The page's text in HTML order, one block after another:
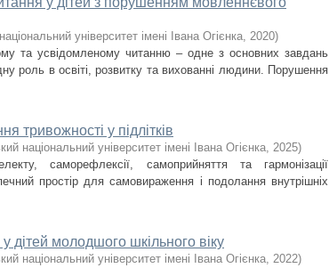
університет імені Івана Огієнка, 2020)
та усвідомленому читанню – одне з основних завдань
роль в освіті, розвитку та вихованні людини. Порушення
тривожності у підлітків
національний університет імені Івана Огієнка, 2025)
саморефлексії, самоприйняття та гармонізації
простір для самовираження і подолання внутрішніх
у дітей молодшого шкільного віку
національний університет імені Івана Огієнка, 2022)